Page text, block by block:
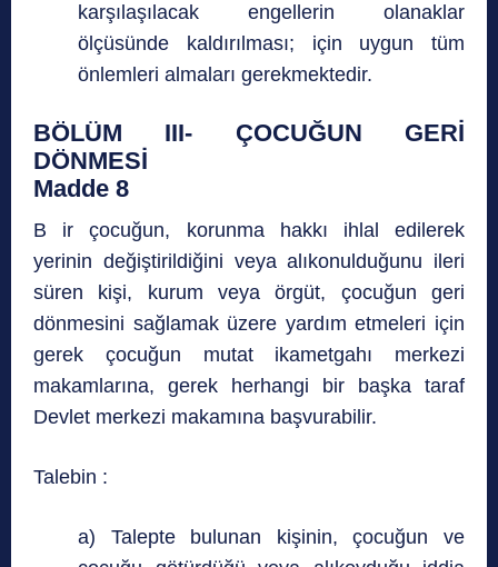
karşılaşılacak engellerin olanaklar
ölçüsünde kaldırılması; için uygun tüm
önlemleri almaları gerekmektedir.
BÖLÜM III- ÇOCUĞUN GERİ
DÖNMESİ
Madde 8
B ir çocuğun, korunma hakkı ihlal edilerek
yerinin değiştirildiğini veya alıkonulduğunu ileri
süren kişi, kurum veya örgüt, çocuğun geri
dönmesini sağlamak üzere yardım etmeleri için
gerek çocuğun mutat ikametgahı merkezi
makamlarına, gerek herhangi bir başka taraf
Devlet merkezi makamına başvurabilir.
Talebin :
a) Talepte bulunan kişinin, çocuğun ve